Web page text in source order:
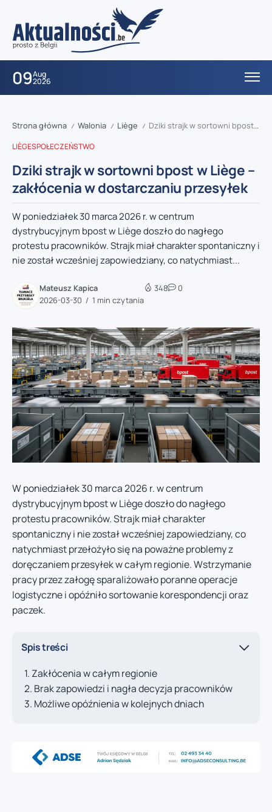
09Aug
2026
Strona główna / Walonia / Liège / Dziki strajk w sortowni bpost w Liège – zakłócenia w dostarczaniu przesyłek
LIÈGESPOŁECZEŃSTWO
Dziki strajk w sortowni bpost w Liège –
zakłócenia w dostarczaniu przesyłek
W poniedziałek 30 marca 2026 r. w centrum
dystrybucyjnym bpost w Liège doszło do nagłego
protestu pracowników. Strajk miał charakter spontaniczny i
nie został wcześniej zapowiedziany, co natychmiast...
Mateusz Kapica
2026-03-30
1 min czytania
348 0
W poniedziałek 30 marca 2026 r. w centrum
dystrybucyjnym bpost w Liège doszło do nagłego
protestu pracowników. Strajk miał charakter
spontaniczny i nie został wcześniej zapowiedziany, co
natychmiast przełożyło się na poważne problemy z
doręczaniem przesyłek w całym regionie. Wstrzymanie
pracy przez załogę sparaliżowało poranne operacje
logistyczne i opóźniło sortowanie korespondencji oraz
paczek.
Spis treści
Zakłócenia w całym regionie
Brak zapowiedzi i nagła decyzja pracowników
Możliwe opóźnienia w kolejnych dniach